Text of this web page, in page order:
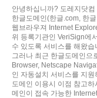
안녕하십니까? 도레지닷컴
한글도메인(한글.com, 한
웹브라우져 Internet
위 등록기관인 VeriSign에
수 있도록 서비스를 해왔습
그러나 최근 한글도메인으
Browser, Netscape
인 자동설치 서비스를 지
도메인 이용시 이점 참고
메인이 접속 가능한